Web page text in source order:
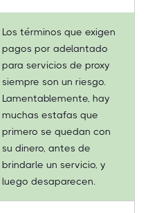
Los términos que exigen
pagos por adelantado
para servicios de proxy
siempre son un riesgo.
Lamentablemente, hay
muchas estafas que
primero se quedan con
su dinero, antes de
brindarle un servicio, y
luego desaparecen.